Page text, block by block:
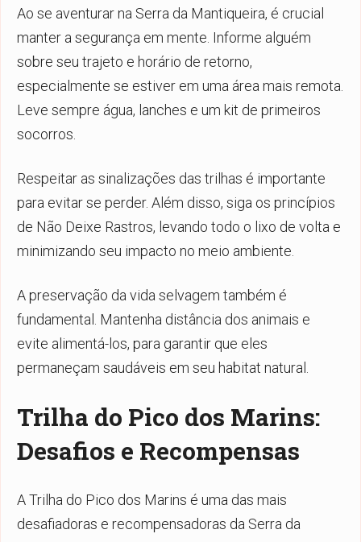
Ao se aventurar na Serra da Mantiqueira, é crucial
manter a segurança em mente. Informe alguém
sobre seu trajeto e horário de retorno,
especialmente se estiver em uma área mais remota.
Leve sempre água, lanches e um kit de primeiros
socorros.
Respeitar as sinalizações das trilhas é importante
para evitar se perder. Além disso, siga os princípios
de Não Deixe Rastros, levando todo o lixo de volta e
minimizando seu impacto no meio ambiente.
A preservação da vida selvagem também é
fundamental. Mantenha distância dos animais e
evite alimentá-los, para garantir que eles
permaneçam saudáveis em seu habitat natural.
Trilha do Pico dos Marins:
Desafios e Recompensas
A Trilha do Pico dos Marins é uma das mais
desafiadoras e recompensadoras da Serra da